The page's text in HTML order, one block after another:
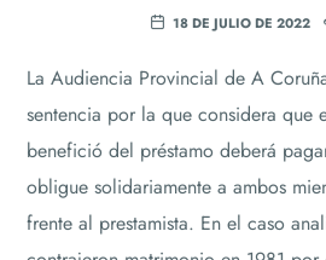
18 DE JULIO DE 2022
La Audiencia Provincial de A
sentencia por la que considera que
benefició del préstamo deberá
obligue solidariamente a ambos
frente al prestamista. En el caso